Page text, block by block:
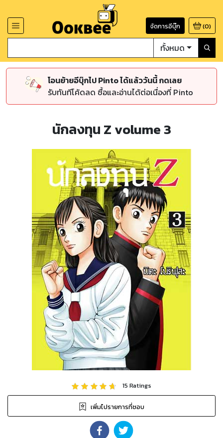
จัดการอีบุ๊ก (0)
ทั้งหมด
โอนย้ายอีบุ๊กไป Pinto ได้แล้ววันนี้ กดเลย
รับทันทีโค้ดลด ซื้อและอ่านได้ต่อเนื่องที่ Pinto
นักลงทุน Z volume 3
15 Ratings
เพิ่มไปรายการที่ชอบ